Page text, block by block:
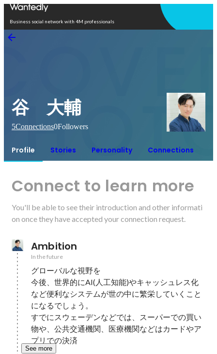
Business social network with 4M professionals
谷 大輔
5Connections0Followers
Profile Stories Personality Connections
Connect to learn more
You'll be able to see their introduction and other informati
on once they have accepted your connection request.
Ambition
In the future
グローバルな視野を
今後、世界的にAI(人工知能)やキャッシュレス化
など便利なシステムが世の中に繁栄していくこと
になるでしょう。
すでにスウェーデンなどでは、スーパーでの買い
物や、公共交通機関、医療機関などはカードやア
プリでの決済
See more